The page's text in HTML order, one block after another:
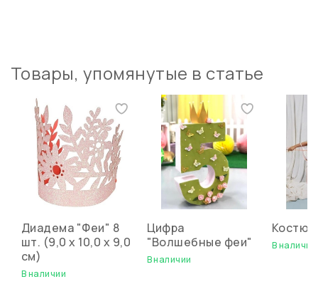
Товары, упомянутые в статье
Диадема "Феи" 8
шт. (9,0 х 10,0 х 9,0
см)
В наличии
Цифра
"Волшебные феи"
В наличии
В